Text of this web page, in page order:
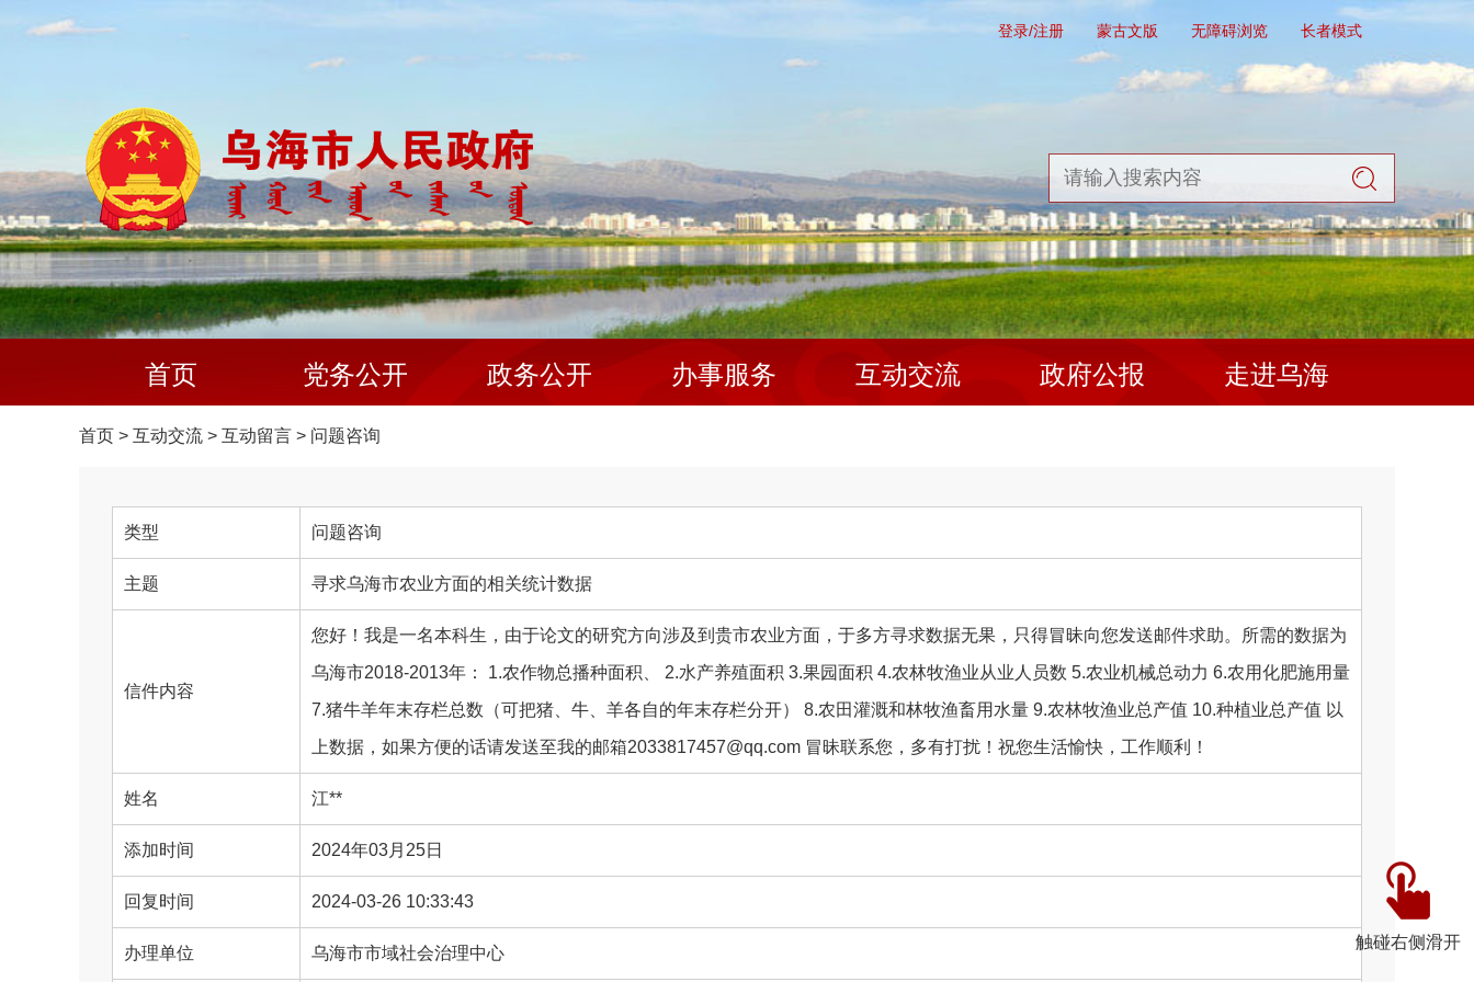
登录/注册 蒙古文版 无障碍浏览 长者模式
首页 党务公开 政务公开 办事服务 互动交流 政府公报 走进乌海
触碰右侧滑开
首页 > 互动交流 > 互动留言 > 问题咨询
类型 问题咨询
主题 寻求乌海市农业方面的相关统计数据
信件内容
您好！我是一名本科生，由于论文的研究方向涉及到贵市农业方面，于多方寻求数据无果，只得冒昧向您发送邮件求助。所需的数据为
乌海市2018-2013年： 1.农作物总播种面积、 2.水产养殖面积 3.果园面积 4.农林牧渔业从业人员数 5.农业机械总动力 6.农用化肥施用量
7.猪牛羊年末存栏总数（可把猪、牛、羊各自的年末存栏分开） 8.农田灌溉和林牧渔畜用水量 9.农林牧渔业总产值 10.种植业总产值 以
上数据，如果方便的话请发送至我的邮箱2033817457@qq.com 冒昧联系您，多有打扰！祝您生活愉快，工作顺利！
姓名 江**
添加时间 2024年03月25日
回复时间 2024-03-26 10:33:43
办理单位 乌海市市域社会治理中心